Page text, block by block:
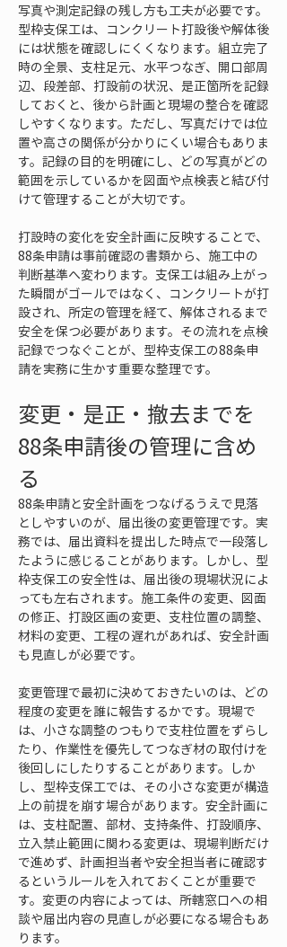
写真や測定記録の残し方も工夫が必要です。
型枠支保工は、コンクリート打設後や解体後
には状態を確認しにくくなります。組立完了
時の全景、支柱足元、水平つなぎ、開口部周
辺、段差部、打設前の状況、是正箇所を記録
しておくと、後から計画と現場の整合を確認
しやすくなります。ただし、写真だけでは位
置や高さの関係が分かりにくい場合もありま
す。記録の目的を明確にし、どの写真がどの
範囲を示しているかを図面や点検表と結び付
けて管理することが大切です。
打設時の変化を安全計画に反映することで、
88条申請は事前確認の書類から、施工中の
判断基準へ変わります。支保工は組み上がっ
た瞬間がゴールではなく、コンクリートが打
設され、所定の管理を経て、解体されるまで
安全を保つ必要があります。その流れを点検
記録でつなぐことが、型枠支保工の88条申
請を実務に生かす重要な整理です。
変更・是正・撤去までを
88条申請後の管理に含め
る
88条申請と安全計画をつなげるうえで見落
としやすいのが、届出後の変更管理です。実
務では、届出資料を提出した時点で一段落し
たように感じることがあります。しかし、型
枠支保工の安全性は、届出後の現場状況によ
っても左右されます。施工条件の変更、図面
の修正、打設区画の変更、支柱位置の調整、
材料の変更、工程の遅れがあれば、安全計画
も見直しが必要です。
変更管理で最初に決めておきたいのは、どの
程度の変更を誰に報告するかです。現場で
は、小さな調整のつもりで支柱位置をずらし
たり、作業性を優先してつなぎ材の取付けを
後回しにしたりすることがあります。しか
し、型枠支保工では、その小さな変更が構造
上の前提を崩す場合があります。安全計画に
は、支柱配置、部材、支持条件、打設順序、
立入禁止範囲に関わる変更は、現場判断だけ
で進めず、計画担当者や安全担当者に確認す
るというルールを入れておくことが重要で
す。変更の内容によっては、所轄窓口への相
談や届出内容の見直しが必要になる場合もあ
ります。